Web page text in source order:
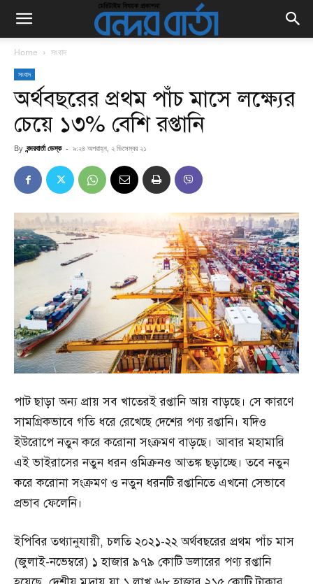
Home সংবাদ
সংবাদ
অর্থবছরের প্রথম পাঁচ মাসে লক্ষ্যের
চেয়ে ১৩% বেশি রপ্তানি
By বন্দরবার্তা ডেস্ক - ৯:২৪ অপরাহ্ন, ২ ডিসেম্বর ২১
পাট ছাড়া অন্য প্রায় সব খাতেরই রপ্তানি আয় বাড়ছে। সে কারণে
সামগ্রিকভাবে গতি ধরে রেখেছে দেশের পণ্য রপ্তানি। যদিও
ইউরোপে নতুন করে করোনা সংক্রমণ বাড়ছে। আবার মহামারি
এই ভাইরাসের নতুন ধরন ওমিক্রনও আতঙ্ক ছড়াচ্ছে। তবে নতুন
করে করোনা সংক্রমণ ও নতুন ধরনটি রপ্তানিতে এখনো সেভাবে
প্রভাব ফেলেনি।
ইপিবির তথ্যানুযায়ী, চলতি ২০২১-২২ অর্থবছরের প্রথম পাঁচ মাস
(জুলাই-নভেম্বরে) ১ হাজার ৯৭৯ কোটি ডলারের পণ্য রপ্তানি